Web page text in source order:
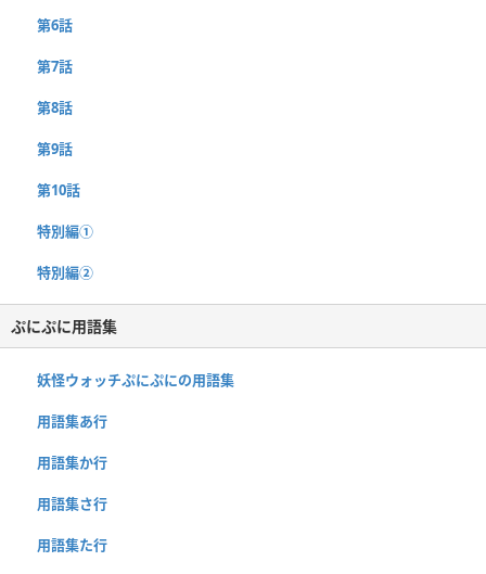
第6話
第7話
第8話
第9話
第10話
特別編①
特別編②
ぷにぷに用語集
妖怪ウォッチぷにぷにの用語集
用語集あ行
用語集か行
用語集さ行
用語集た行